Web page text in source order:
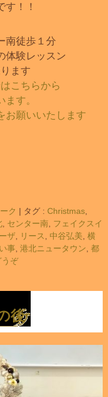
す！！
南徒歩１分
体験レッスン
ます
こちらから
す。
お願いいたします
ク | タグ : Christmas,
, センター南, フェイクスイ
ザ, リース 中谷弘美 横
事, 港北ニュータウン 都
うぞ
後